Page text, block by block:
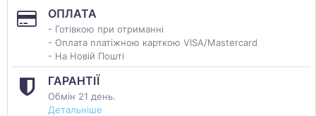
ОПЛАТА
- Готівкою при отриманні
- Оплата платіжною карткою VISA/Mastercard
- На Новій Пошті
ГАРАНТІЇ
Обмін 21 день.
Детальніше